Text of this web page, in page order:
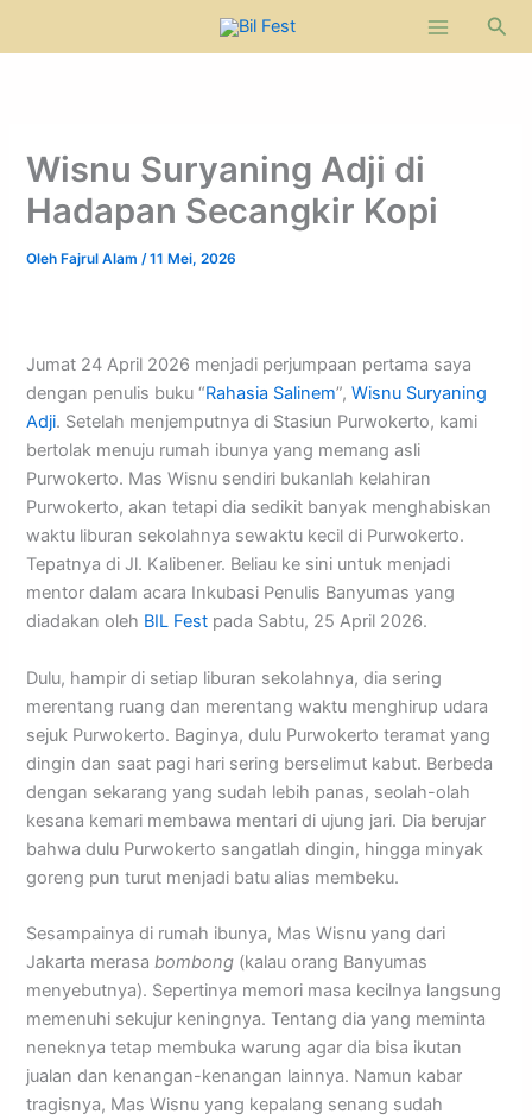
Cari
Wisnu Suryaning Adji di
Hadapan Secangkir Kopi
Oleh Fajrul Alam/11 Mei, 2026
Jumat 24 April 2026 menjadi perjumpaan pertama saya
dengan penulis buku “Rahasia Salinem”,Wisnu Suryaning
Adji. Setelah menjemputnya di Stasiun Purwokerto, kami
bertolak menuju rumah ibunya yang memang asli
Purwokerto. Mas Wisnu sendiri bukanlah kelahiran
Purwokerto, akan tetapi dia sedikit banyak menghabiskan
waktu liburan sekolahnya sewaktu kecil di Purwokerto.
Tepatnya di Jl. Kalibener. Beliau ke sini untuk menjadi
mentor dalam acara Inkubasi Penulis Banyumas yang
diadakan oleh BIL Fest pada Sabtu, 25 April 2026.
Dulu, hampir di setiap liburan sekolahnya, dia sering
merentang ruang dan merentang waktu menghirup udara
sejuk Purwokerto. Baginya, dulu Purwokerto teramat yang
dingin dan saat pagi hari sering berselimut kabut. Berbeda
dengan sekarang yang sudah lebih panas, seolah-olah
kesana kemari membawa mentari di ujung jari. Dia berujar
bahwa dulu Purwokerto sangatlah dingin, hingga minyak
goreng pun turut menjadi batu alias membeku.
Sesampainya di rumah ibunya, Mas Wisnu yang dari
Jakarta merasabombong (kalau orang Banyumas
menyebutnya). Sepertinya memori masa kecilnya langsung
memenuhi sekujur keningnya. Tentang dia yang meminta
neneknya tetap membuka warung agar dia bisa ikutan
jualan dan kenangan-kenangan lainnya. Namun kabar
tragisnya, Mas Wisnu yang kepalang senang sudah